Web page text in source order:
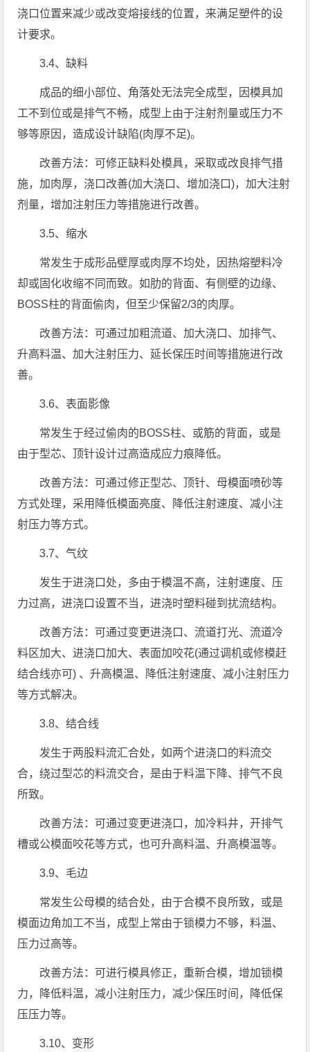
浇口位置来减少或改变熔接线的位置，来满足塑件的设
计要求。
3.4、缺料
成品的细小部位、角落处无法完全成型，因模具加
工不到位或是排气不畅，成型上由于注射剂量或压力不
够等原因，造成设计缺陷(肉厚不足)。
改善方法：可修正缺料处模具，采取或改良排气措
施，加肉厚，浇口改善(加大浇口、增加浇口)，加大注射
剂量，增加注射压力等措施进行改善。
3.5、缩水
常发生于成形品壁厚或肉厚不均处，因热熔塑料冷
却或固化收缩不同而致。如肋的背面、有侧壁的边缘、
BOSS柱的背面偷肉，但至少保留2/3的肉厚。
改善方法：可通过加粗流道、加大浇口、加排气、
升高料温、加大注射压力、延长保压时间等措施进行改
善。
3.6、表面影像
常发生于经过偷肉的BOSS柱、或筋的背面，或是
由于型芯、顶针设计过高造成应力痕降低。
改善方法：可通过修正型芯、顶针、母模面喷砂等
方式处理，采用降低模面亮度、降低注射速度、减小注
射压力等方式。
3.7、气纹
发生于进浇口处，多由于模温不高，注射速度、压
力过高，进浇口设置不当，进浇时塑料碰到扰流结构。
改善方法：可通过变更进浇口、流道打光、流道冷
料区加大、进浇口加大、表面加咬花(通过调机或修模赶
结合线亦可) 、升高模温、降低注射速度、减小注射压力
等方式解决。
3.8、结合线
发生于两股料流汇合处，如两个进浇口的料流交
合，绕过型芯的料流交合，是由于料温下降、排气不良
所致。
改善方法：可通过变更进浇口，加冷料井，开排气
槽或公模面咬花等方式，也可升高料温、升高模温等。
3.9、毛边
常发生公母模的结合处，由于合模不良所致，或是
模面边角加工不当，成型上常由于锁模力不够，料温、
压力过高等。
改善方法：可进行模具修正，重新合模，增加锁模
力，降低料温，减小注射压力，减少保压时间，降低保
压压力等。
3.10、变形